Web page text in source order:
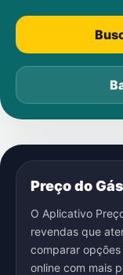
Preço do Gás
O Aplicativo
revendas que
comparar
online com mais